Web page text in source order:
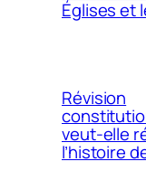
Églises et
Révision
veut-elle
l’histoire